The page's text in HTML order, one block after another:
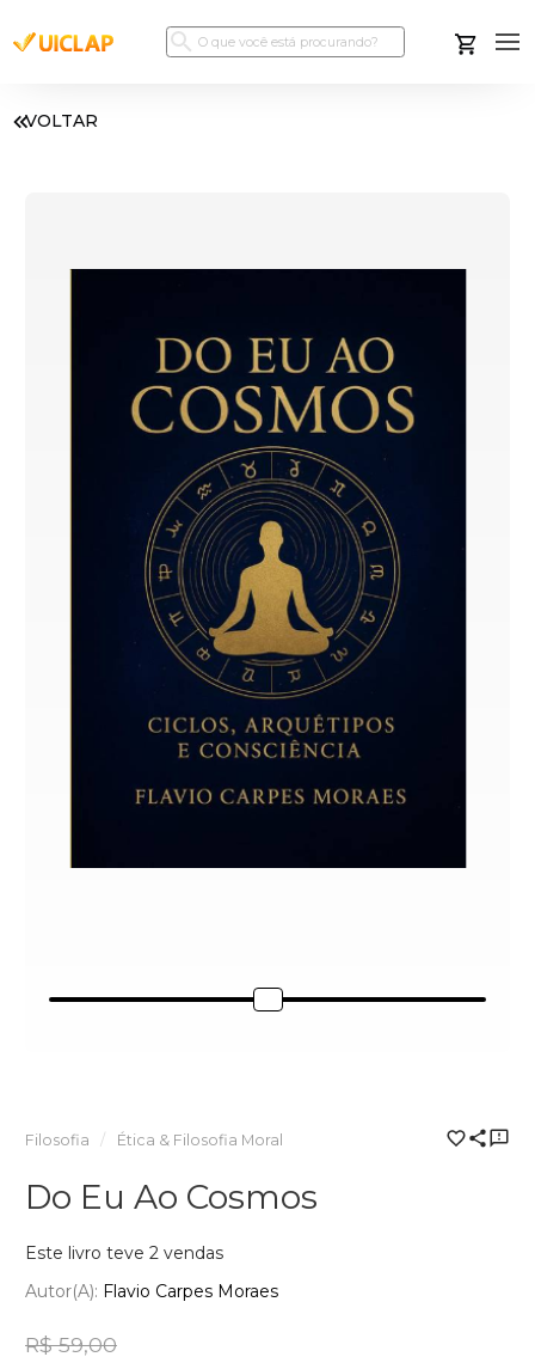
VOLTAR
Filosofia Ética & Filosofia Moral
Do Eu Ao Cosmos
Este livro teve 2 vendas
Autor(a): Flavio Carpes Moraes
R$ 59,00